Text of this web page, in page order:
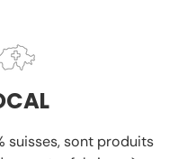
suisses, sont produits